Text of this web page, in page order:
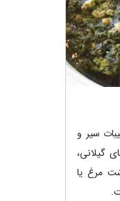
سیر و
گیلانی،
مرغ یا